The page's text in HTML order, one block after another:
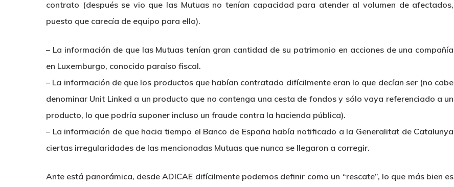
contrato (después se vio que las Mutuas no tenían capacidad para atender al volumen de afectados,
puesto que carecía de equipo para ello).
– La información de que las Mutuas tenían gran cantidad de su patrimonio en acciones de una compañía
en Luxemburgo, conocido paraíso fiscal.
– La información de que los productos que habían contratado difícilmente eran lo que decían ser (no cabe
denominar Unit Linked a un producto que no contenga una cesta de fondos y sólo vaya referenciado a un
producto, lo que podría suponer incluso un fraude contra la hacienda pública).
– La información de que hacia tiempo el Banco de España había notificado a la Generalitat de Catalunya
ciertas irregularidades de las mencionadas Mutuas que nunca se llegaron a corregir.
Ante está panorámica, desde ADICAE difícilmente podemos definir como un “rescate”, lo que más bien es